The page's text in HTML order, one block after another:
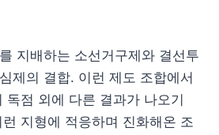
지배하는 소선거구제와 결선투
제의 결합. 이런 제도 조합에서
독점 외에 다른 결과가 나오기
지형에 적응하며 진화해온 조